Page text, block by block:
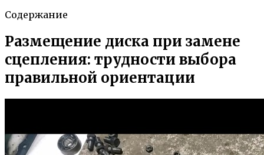
Содержание
Размещение диска при замене
сцепления: трудности выбора
правильной ориентации